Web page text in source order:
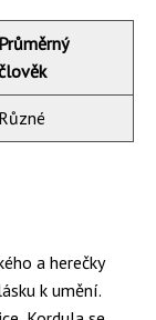
Průměrný
Různé
a herečky
k umění.